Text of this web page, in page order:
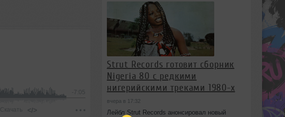
-7:05
Скачать </>
Strut Records готовит сборник
Nigeria 80 с редкими
нигерийскими треками 1980-х
вчера в 17:32
Лейбл Strut Records анонсировал новый